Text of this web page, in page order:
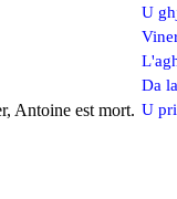
U
Da
Antoine est mort. U